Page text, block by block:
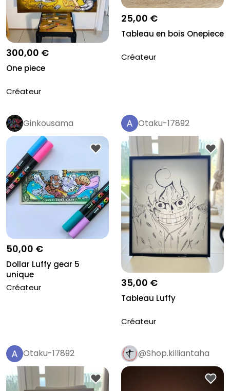
300,00 €
One piece
Créateur
25,00 €
Tableau en bois Onepiece
Créateur
Ginkousama
50,00 €
Dollar Luffy gear 5
unique
Créateur
Otaku-17892
35,00 €
Tableau Luffy
Créateur
Otaku-17892 @Shop.killiantaha